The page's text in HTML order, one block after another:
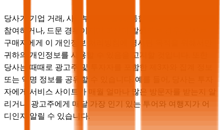
당사가 기업 거래, 사업부 매각, 합병, 통합 또는 자산 매각에
참여하거나, 드문 경우이지만 파산이 발생하는 경우, 당사는
구매자에게 이 개인정보 처리방침에 명시된 목적을 위해서만
귀하의 개인정보를 사용할 수 있음을 고지할 것입니다. 또한
당사는 때때로 광고주 및 투자자를 포함한 제3자와 집계 정보
또는 익명 정보를 공유할 수 있습니다. 예를 들어, 당사는 투자
자에게 서비스 사이트가 매월 얼마나 많은 방문자를 받는지 알
리거나, 광고주에게 매달 가장 인기 있는 투어와 여행지가 어
디인지 알릴 수 있습니다.